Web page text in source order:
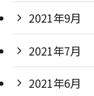
2021年9月
2021年7月
2021年6月